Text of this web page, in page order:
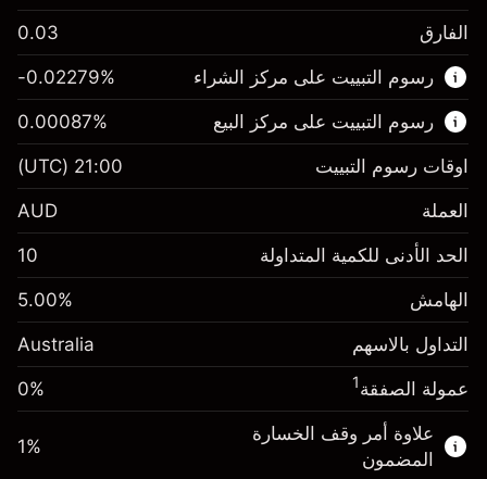
هذا السوق المالي متاح للتداول من خلال عقود
الفروقات.
اعرف المزيد عن:
عقود الفروقات
الفارق 0.03
رسوم التبييت على مركز الشراء
الهامش. استثمارك A$1,000.00
-0.022788
%
(-A$4.56)
حجم التداول مع الرافعة المالية ~ $
A$20,000.00
المال من الرافعة المالية ~
الذهاب إلى المنصة
-0.02279%
رسوم التبييت على مركز البيع
الهامش. استثمارك A$1,000.00
رسم المبيت 0.00087%
(A$0.17)
حجم التداول مع الرافعة المالية ~ $A$20,000.00
المال من الرافعة المالية ~
الذهاب إلى المنصة
0.00087%
اوقات رسوم التبييت 21:00
(UTC)
العملة AUD
الحد الأدنى للكمية المتداولة 10
الهامش 5.00%
التداول بالاسهم Australia
عمولة الصفقة1
0%
علاوة أمر وقف الخسارة
المضمون
1%